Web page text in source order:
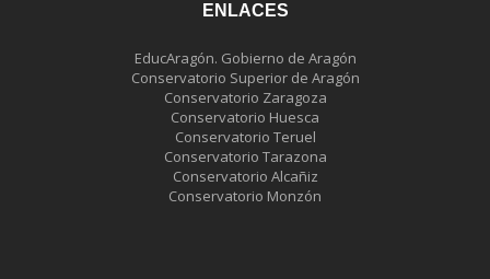
ENLACES
EducAragón. Gobierno de Aragón
Conservatorio Superior de Aragón
Conservatorio Zaragoza
Conservatorio Huesca
Conservatorio Teruel
Conservatorio Tarazona
Conservatorio Alcañiz
Conservatorio Monzón